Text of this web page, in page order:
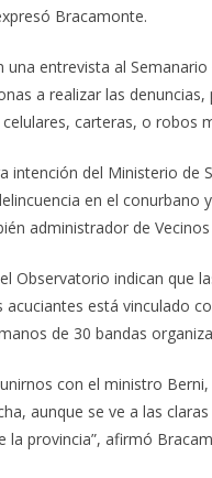
Bracamonte.
una entrevista al
a realizar las
carteras, o robos
intención del Ministerio
en el
administrador de
Observatorio indican que
está vinculado
de 30 bandas
con el ministro
aunque se ve a las
la provincia”, afirmó